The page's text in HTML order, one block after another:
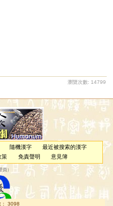
瀏覽次數: 14799
隨機漢字
最近被搜索的漢字
策 免責聲明 意見簿
員）
： 3098